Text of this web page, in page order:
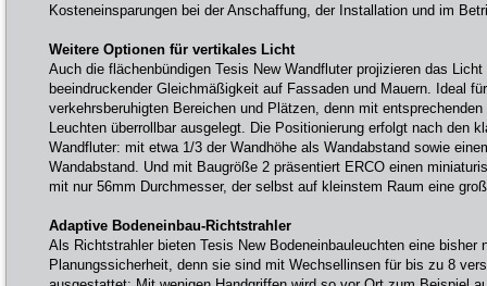
Kosteneinsparungen bei der Anschaffung, der Installation und im
Weitere Optionen für vertikales Licht
Auch die flächenbündigen Tesis New Wandfluter projizieren das
beeindruckender Gleichmäßigkeit auf Fassaden und Mauern. Ideal
verkehrsberuhigten Bereichen und Plätzen, denn mit
Leuchten überrollbar ausgelegt. Die Positionierung erfolgt nach den
Wandfluter: mit etwa 1/3 der Wandhöhe als Wandabstand sowie
Wandabstand. Und mit Baugröße 2 präsentiert ERCO einen
mit nur 56mm Durchmesser, der selbst auf kleinstem Raum eine
Adaptive Bodeneinbau-Richtstrahler
Als Richtstrahler bieten Tesis New Bodeneinbauleuchten eine bisher
Planungssicherheit, denn sie sind mit Wechsellinsen für bis zu 8